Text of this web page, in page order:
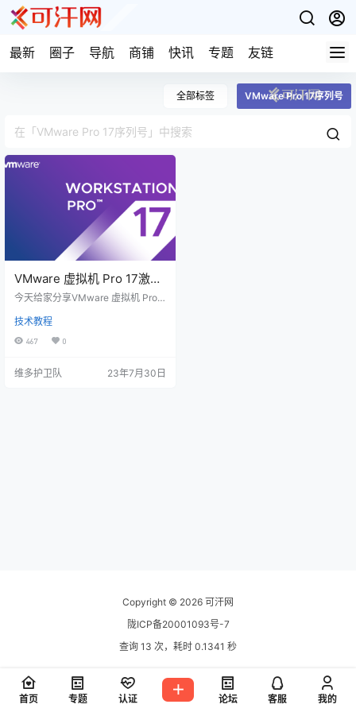
最新 圈子 导航 商铺 快讯 专题 友链
全部标签 VMware Pro 17序列号
VMware 虚拟机 Pro 17激活
码免费分享
今天给家分享VMware 虚拟机 Pro 1
ware Pro 17版本。 VMware Pro 17
激活码 以上激活码均来源于网络，
技术教程
467 0
维多护卫队 23年7月30日
Copyright © 2026 可汗网
陇ICP备20001093号-7
查询 13 次，耗时 0.1341 秒
首页 专题 认证 论坛 客服 我的